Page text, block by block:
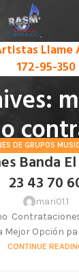
Llame
172-95-350
DE GRUPOS
Banda
23 43 70
mari01.1
Mejor Opción
CONTINUE